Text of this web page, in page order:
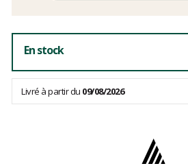
En stock
Livré à partir du 09/08/2026